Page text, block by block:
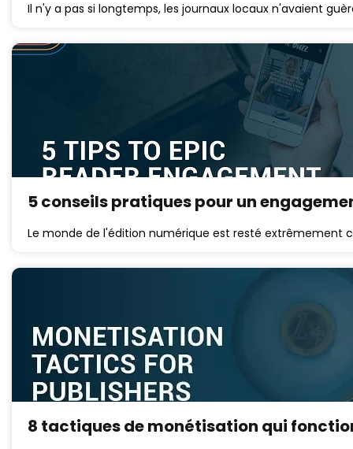
Il n'y a pas si longtemps, les journaux locaux n'avaient
5 conseils pratiques pour un
Le monde de l'édition numérique est resté extrêmement
8 tactiques de monétisation qui